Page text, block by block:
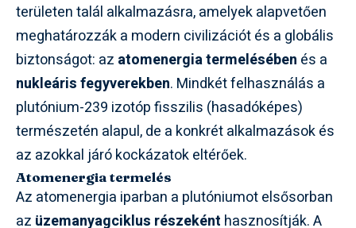
területen talál alkalmazásra, amelyek alapvetően
meghatározzák a modern civilizációt és a globális
biztonságot: az atomenergia termelésében és a
nukleáris fegyverekben. Mindkét felhasználás a
plutónium-239 izotóp fisszilis (hasadóképes)
természetén alapul, de a konkrét alkalmazások és
az azokkal járó kockázatok eltérőek.
Atomenergia termelés
Az atomenergia iparban a plutóniumot elsősorban
az üzemanyagciklus részeként hasznosítják. A